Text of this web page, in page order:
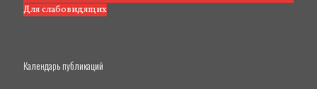
Для слабовидящих
Календарь публикаций